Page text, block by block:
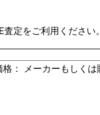
定をご利用ください。